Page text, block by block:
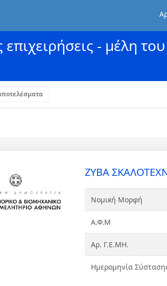
- μέλη του
ZYBA
Νομική Μορφή
Α.Φ.Μ
Αρ. Γ.Ε.ΜΗ.
Ημερομηνία